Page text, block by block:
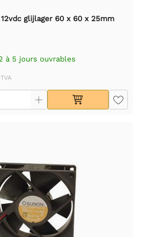
glijlager 60 x 60 x 25mm
à 5 jours ouvrables